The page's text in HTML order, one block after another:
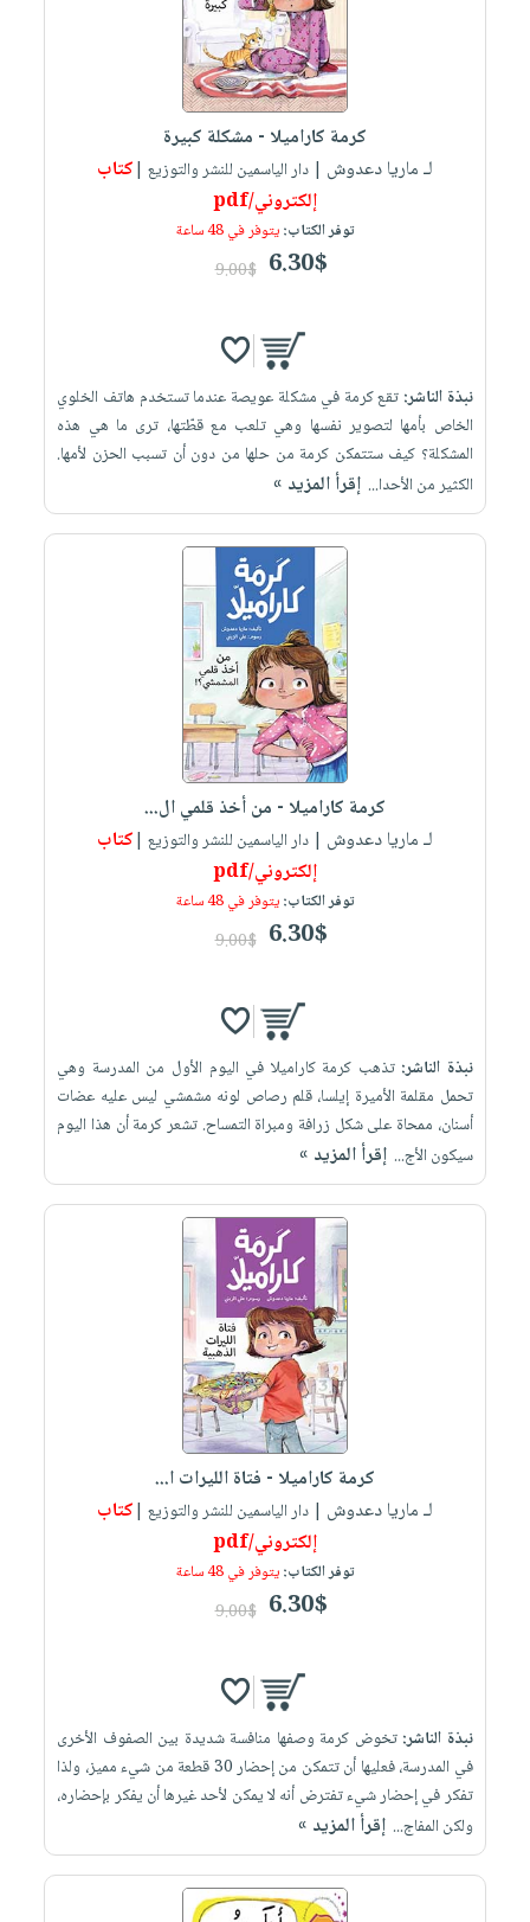
كرمة كاراميلا - مشكلة كبيرة
لـ ماريا دعدوش | دار الياسمين للنشر والتوزيع |كتاب
إلكتروني/pdf
توفر الكتاب:يتوفر في 48 ساعة
6.30$
9.00$
نبذة الناشر: تقع كرمة في مشكلة عويصة عندما تستخدم هاتف الخلوي
الخاص بأمها لتصوير نفسها وهي تلعب مع قطّتها، ترى ما هي هذه
المشكلة؟ كيف ستتمكن كرمة من حلها من دون أن تسبب الحزن لأمها.
الكثير من الأحدا... إقرأ المزيد »
كرمة كاراميلا - من أخذ قلمي ال...
لـ ماريا دعدوش | دار الياسمين للنشر والتوزيع |كتاب
إلكتروني/pdf
توفر الكتاب:يتوفر في 48 ساعة
6.30$
9.00$
نبذة الناشر:تذهب كرمة كاراميلا في اليوم الأول من المدرسة وهي
تحمل مقلمة الأميرة إيلسا، قلم رصاص لونه مشمشي ليس عليه عضات
أسنان، ممحاة على شكل زرافة ومبراة التمساح. تشعر كرمة أن هذا اليوم
سيكون الأج... إقرأ المزيد »
كرمة كاراميلا - فتاة الليرات ا...
لـ ماريا دعدوش | دار الياسمين للنشر والتوزيع |كتاب
إلكتروني/pdf
توفر الكتاب:يتوفر في 48 ساعة
6.30$
9.00$
نبذة الناشر:تخوض كرمة وصفها منافسة شديدة بين الصفوف الأخرى
في المدرسة، فعليها أن تتمكن من إحضار 30 قطعة من شيء مميز، ولذا
تفكر في إحضار شيء تفترض أنه لا يمكن لأحد غيرها أن يفكر بإحضاره،
ولكن المفاج... إقرأ المزيد »